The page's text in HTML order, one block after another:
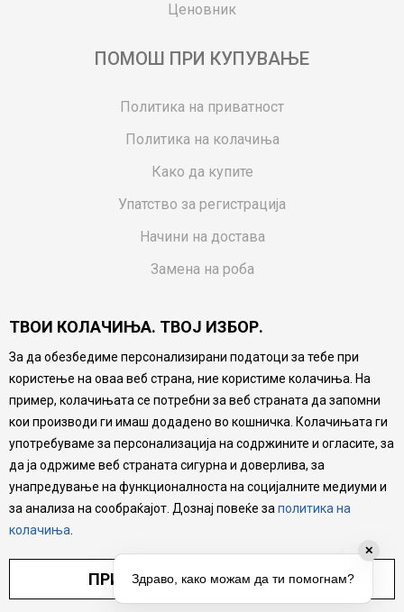
Ценовник
ПОМОШ ПРИ КУПУВАЊЕ
Политика на приватност
Политика на колачиња
Како да купите
Упатство за регистрација
Начини на достава
Замена на роба
Ваучери
Product Finder
FAQs
Настојуваме да бидеме што попрецизни во описот на
производите, прикажување на слики и цени, но не
можеме да гарантираме дека сите информации се
комплетни и без грешка. Сите производи се дел од
нашата понуда, но не се подразбира дека мора да се
достапни во секој момент.
ТВОИ КОЛАЧИЊА. ТВОЈ ИЗБОР.
За да обезбедиме персонализирани податоци за тебе при
користење на оваа веб страна, ние користиме колачиња. На
пример, колачињата се потребни за веб страната да запомни
кои производи ги имаш додадено во кошничка. Колачињата ги
употребуваме за персонализација на содржините и огласите, за
да ја одржиме веб страната сигурна и доверлива, за
унапредување на функционалноста на социјалните медиуми и
за анализа на сообраќајот. Дознај повеќе за политика на
колачиња
ПРИЛАГОДИ ПОСТАВУВАЊА
✕
Здраво, како можам да ти помогнам?